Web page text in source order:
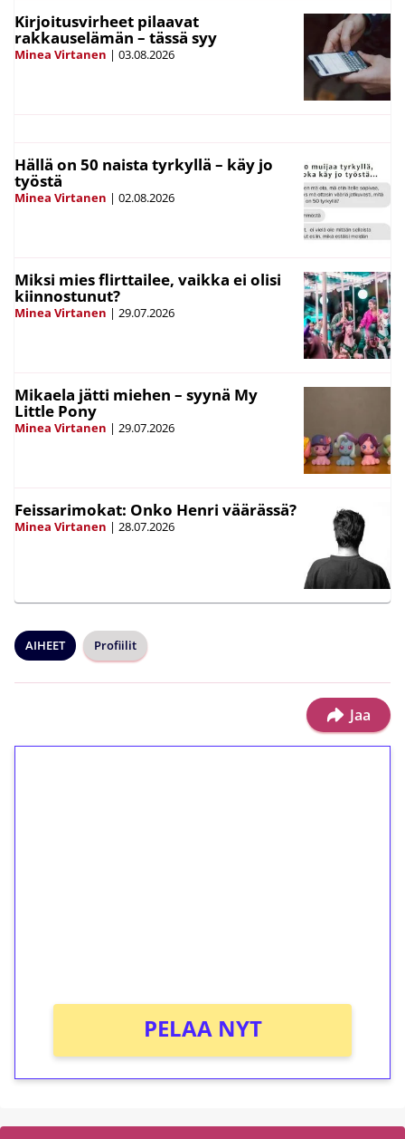
Kirjoitusvirheet pilaavat
rakkauselämän – tässä syy
Minea Virtanen | 03.08.2026
Hällä on 50 naista tyrkyllä – käy jo
työstä
Minea Virtanen | 02.08.2026
Miksi mies flirttailee, vaikka ei olisi
kiinnostunut?
Minea Virtanen | 29.07.2026
Mikaela jätti miehen – syynä My
Little Pony
Minea Virtanen | 29.07.2026
Feissarimokat: Onko Henri väärässä?
Minea Virtanen | 28.07.2026
AIHEET Profiilit
Jaa
PELAA NYT